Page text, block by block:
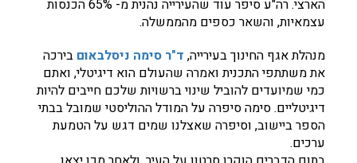
הארצי. רה"ע סיפר עוד שהעירייה נהנית מ- 65% הכנסות
עצמאיות, והשאר כספים מהממשלה.
מנהלת אגף החינוך בעירייה, ד"ר סימה ניסלבאום בירכה
את משתתפי התכנית ואמרה שהעולם הוא דיגיטלי, ואתם
כמי שמיועדים להוביל שינוי ברשויות שלכם חייבים להיות
דיגיטליים. סימה סיפרה על המודל ההוליסטי שמובל בבתי
הספר ביישוב, וסיפרה שאצלנו שמים דגש על הטמעת
ערכים.